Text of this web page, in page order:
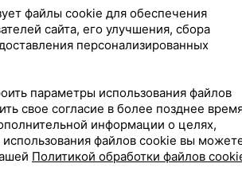
Где купить
16 13,20 —
Где купить В
файлы cookie для обеспечения
сайта, его улучшения, сбора
персонализированных
параметры использования файлов
свое согласие в более позднее
информации о целях,
использования файлов cookie вы
Политикой обработки файлов